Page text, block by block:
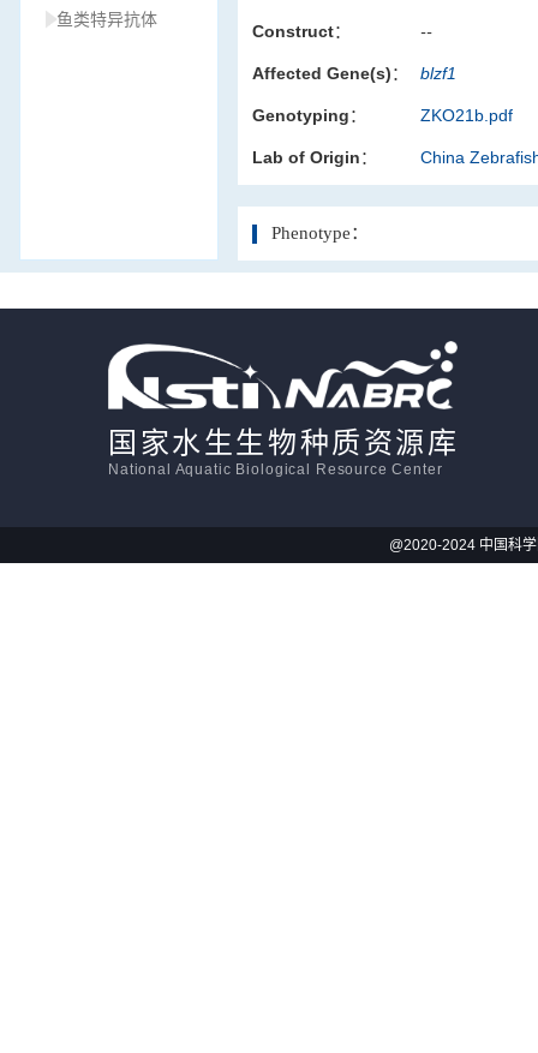
鱼类特异抗体
Construct： --
Affected Gene(s)： blzf1
Genotyping： ZKO21b.pdf
Lab of Origin： China
Phenotype：
国家水生生物种质资源库
National Aquatic Biological Resource Center
@2020-2024 中国科